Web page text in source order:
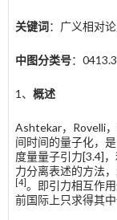
关键词：广义相对
中图分类号：0413.3
1、 概述
Ashtekar，Rovelli
间时间的量子化，
度量量子引力[3.4]
力分离表述的方法
[4]。即引力相互作
前国际上只求得其